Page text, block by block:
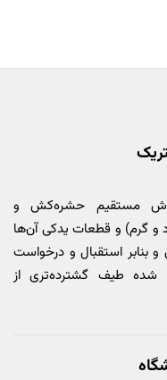
مستقیم حشره‌کش و
و گرم) و قطعات یدکی آن‌ها
بنابر استقبال و درخواست
شده طیف گشترده‌تری از